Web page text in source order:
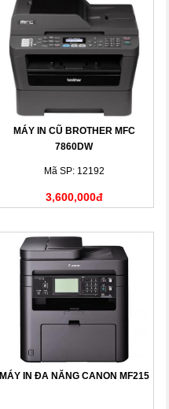
MÁY IN CŨ BROTHER MFC
7860DW
Mã SP: 12192
3,600,000đ
MÁY IN ĐA NĂNG CANON MF215